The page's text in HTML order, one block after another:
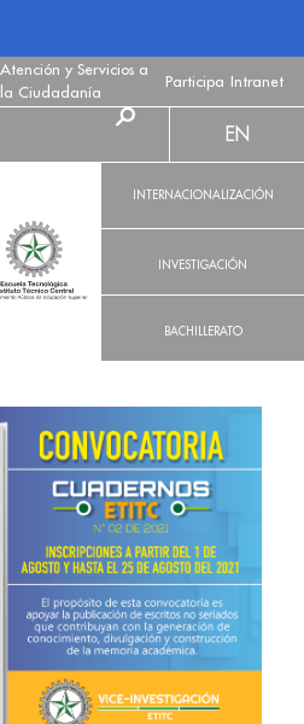
Colombia
Atención y Servicios a
la Ciudadanía
Participa Intranet
EN
INTERNACIONALIZACIÓN
INVESTIGACIÓN
BACHILLERATO